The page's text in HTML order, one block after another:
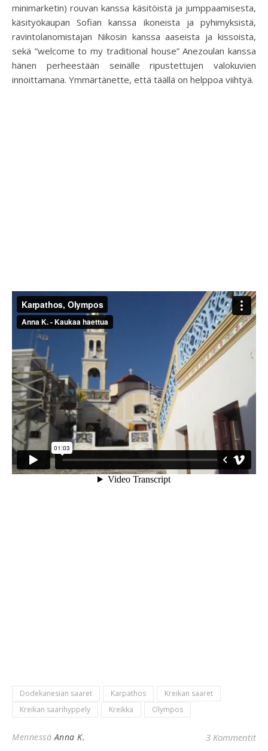
minimarketin) rouvan kanssa käsitöistä ja jumppaamisesta,
käsityökaupan Sofian kanssa ikoneista ja pyhimyksistä,
ravintolanomistajan Nikosin kanssa aaseista ja kissoista,
sekä ”welcome to my traditional house” Anezoulan kanssa
hänen perheestään seinälle ripustettujen valokuvien
innoittamana. Ymmärtänette, että täällä on helppoa viihtyä.
Dodekanesian saaret Karpathos
Kreikan saaret
Kreikan saarihyppely
Kreikka Olympos
MennessäAnna K. 3 Kommentit